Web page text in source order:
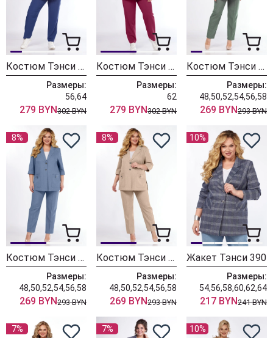
Костюм Тэнси 393 джинсовый
Размеры:
56,64
279 BYN302 BYN
Костюм Тэнси 393 фукися
Размеры:
62
279 BYN302 BYN
Костюм Тэнси 392 яблоко
Размеры:
48,50,52,54,56,58
269 BYN293 BYN
8%
Костюм Тэнси 392 джинсовый
Размеры:
48,50,52,54,56,58
269 BYN293 BYN
8%
Костюм Тэнси 392 бежевый
Размеры:
48,50,52,54,56,58
269 BYN293 BYN
10%
Жакет Тэнси 390
Размеры:
54,56,58,60,62,64
217 BYN241 BYN
7% 7% 10%